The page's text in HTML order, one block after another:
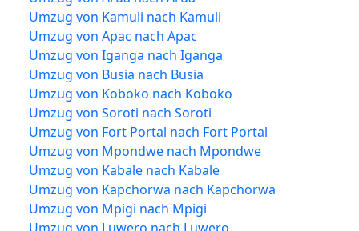
Umzug von Kamuli nach Kamuli
Umzug von Apac nach Apac
Umzug von Iganga nach Iganga
Umzug von Busia nach Busia
Umzug von Koboko nach Koboko
Umzug von Soroti nach Soroti
Umzug von Fort Portal nach Fort Portal
Umzug von Mpondwe nach Mpondwe
Umzug von Kabale nach Kabale
Umzug von Kapchorwa nach Kapchorwa
Umzug von Mpigi nach Mpigi